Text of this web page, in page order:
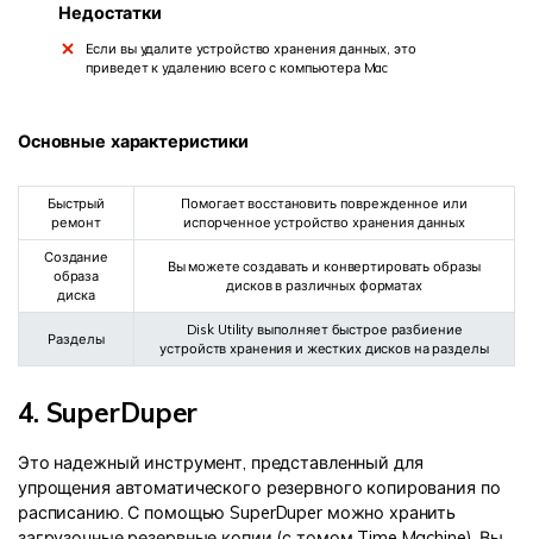
Недостатки
Если вы удалите устройство хранения данных, это
приведет к удалению всего с компьютера Mac
Основные характеристики
Быстрый
ремонт
Помогает восстановить поврежденное или
испорченное устройство хранения данных
Создание
образа
диска
Вы можете создавать и конвертировать образы
дисков в различных форматах
Разделы
Disk Utility выполняет быстрое разбиение
устройств хранения и жестких дисков на разделы
4. SuperDuper
Это надежный инструмент, представленный для
упрощения автоматического резервного копирования по
расписанию. С помощью SuperDuper можно хранить